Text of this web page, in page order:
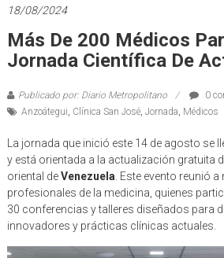
18/08/2024
Más De 200 Médicos
Jornada Científica De
Publicado por: Diario Metropolitano
0
Anzoátegui Clínica San José, Jornada Médicos
La jornada que inició este 14 de agosto se
y está orientada a la actualización gratuita
oriental deVenezuela . Este evento reunió
profesionales de la medicina, quienes
30 conferencias y talleres diseñados para
innovadores y prácticas clínicas actuales.